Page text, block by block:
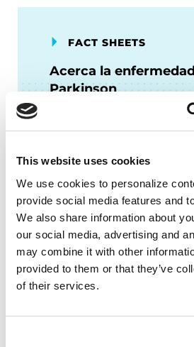
This website uses cookies
We use cookies to personalize
provide social media features and
We also share information about
our social media, advertising and
may combine it with other
provided to them or that they’ve
of their services.
FACT SHEETS
Acerca la
Parkinson
LEER AHORA
PODCASTS
Episodio 11: Cuidado
plazo y directivas